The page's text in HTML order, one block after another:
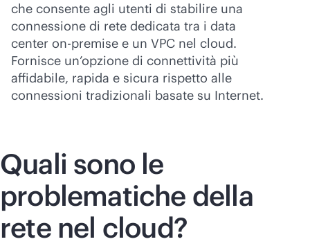
che consente agli utenti di stabilire una
connessione di rete dedicata tra i data
center on-premise e un VPC nel cloud.
Fornisce un’opzione di connettività più
affidabile, rapida e sicura rispetto alle
connessioni tradizionali basate su Internet.
Quali sono le
problematiche della
rete nel cloud?